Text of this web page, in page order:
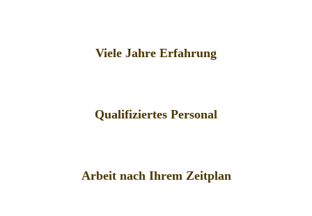
Viele Jahre Erfahrung
Qualifiziertes Personal
Arbeit nach Ihrem Zeitplan